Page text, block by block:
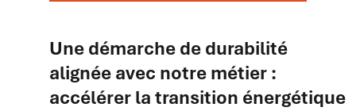
Une démarche de durabilité
alignée avec notre métier :
accélérer la transition énergétique